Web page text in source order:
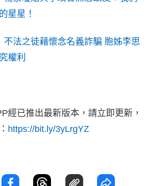
星星！
不法之徒藉懷念名義詐騙 胞姊李思
權利
經已推出最新版本，請立即更新，
https://bit.ly/3yLrgYZ